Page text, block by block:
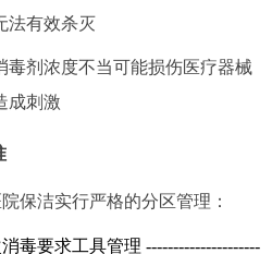
法有效杀灭
毒剂浓度不当可能损伤医疗器械
成刺激
保洁实行严格的分区管理：
毒要求工具管理 ---------------------